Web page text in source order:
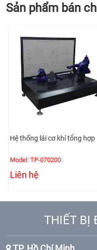
Sản phẩm bán
Hệ thống lái cơ khí tổng hợp
Model: TP-070200
Liên hệ
THIẾT BỊ